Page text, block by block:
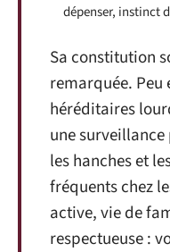
dépenser, instinct
Sa constitution
remarquée. Peu
héréditaires
une
les hanches et
fréquents chez
active, vie de
respectueuse :